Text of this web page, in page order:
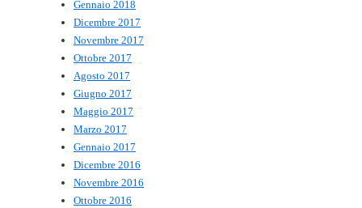
Gennaio 2018
Dicembre 2017
Novembre 2017
Ottobre 2017
Agosto 2017
Giugno 2017
Maggio 2017
Marzo 2017
Gennaio 2017
Dicembre 2016
Novembre 2016
Ottobre 2016